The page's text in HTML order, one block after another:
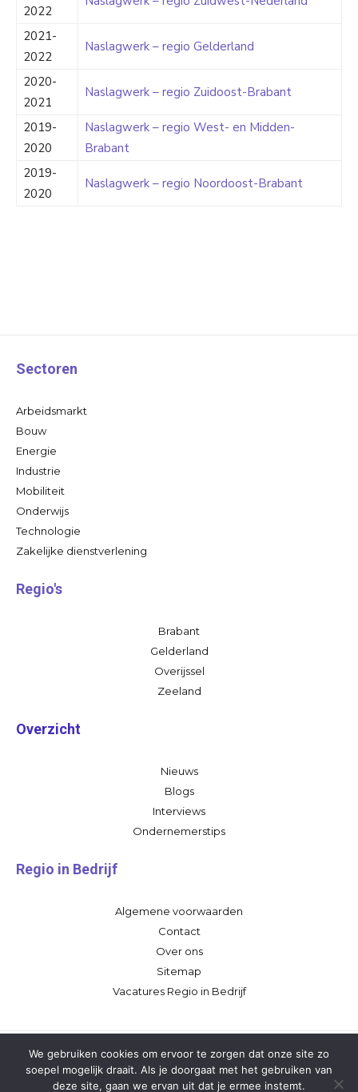
2022
2021-
2022
Naslagwerk – regio Gelderland
2020-
2021
Naslagwerk – regio Zuidoost-Brabant
2019-
2020
Naslagwerk – regio West- en Midden-
Brabant
2019-
2020
Naslagwerk – regio Noordoost-Brabant
Sectoren
Arbeidsmarkt
Bouw
Energie
Industrie
Mobiliteit
Onderwijs
Technologie
Zakelijke dienstverlening
Regio's
Brabant
Gelderland
Overijssel
Zeeland
Overzicht
Nieuws
Blogs
Interviews
Ondernemerstips
Regio in Bedrijf
Algemene voorwaarden
Contact
Over ons
Sitemap
Vacatures Regio in Bedrijf
We gebruiken cookies om ervoor te zorgen dat onze site zo
soepel mogelijk draait. Als je doorgaat met het gebruiken van
deze site, gaan we ervan uit dat je ermee instemt.